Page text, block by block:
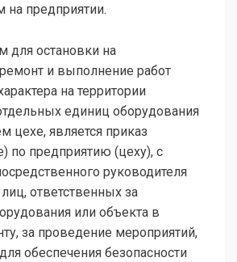
на предприятии.
для остановки на
и выполнение работ
на территории
единиц оборудования
цехе, является приказ
по предприятию (цеху), с
руководителя
ответственных за
или объекта в
за проведение мероприятий,
обеспечения безопасности